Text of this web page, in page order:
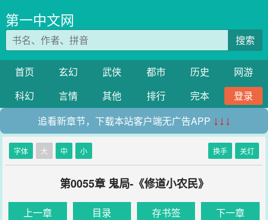
第一中文网
搜索
首页 玄幻 武侠 都市 历史
网游
科幻
言情 其他 排行 完本
登录
追看新章节，下载本站客户端无广告APP ↓↓↓
字体 大 中 小 换手 关灯
第0055章 鬼局-《修道小农民》
上一章 目录 存书签 下一章